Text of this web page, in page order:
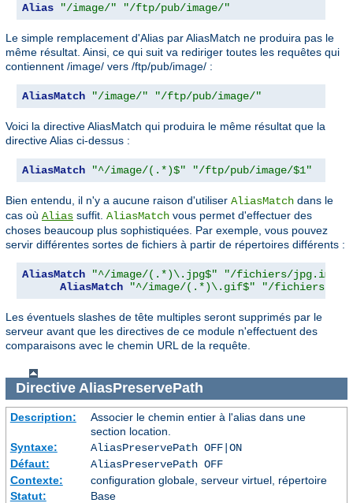
Alias "/image/" "/ftp/pub/image/"
Le simple remplacement d'Alias par AliasMatch ne produira pas le
même résultat. Ainsi, ce qui suit va rediriger toutes les requêtes qui
contiennent /image/ vers /ftp/pub/image/ :
AliasMatch "/image/" "/ftp/pub/image/"
Voici la directive AliasMatch qui produira le même résultat que la
directive Alias ci-dessus :
AliasMatch "^/image/(.*)$" "/ftp/pub/image/$1"
Bien entendu, il n'y a aucune raison d'utiliser AliasMatch dans le
cas où Alias suffit. AliasMatch vous permet d'effectuer des
choses beaucoup plus sophistiquées. Par exemple, vous pouvez
servir différentes sortes de fichiers à partir de répertoires différents :
AliasMatch "^/image/(.*)\.jpg$"
"/fichiers/
AliasMatch
"^/image/(.*)\.gif$" "/fichiers/
Les éventuels slashes de tête multiples seront supprimés par le
serveur avant que les directives de ce module n'effectuent des
comparaisons avec le chemin URL de la requête.
Directive AliasPreservePath
Description:
Associer le chemin entier à l'alias dans une
section location.
Syntaxe:
AliasPreservePath OFF|ON
Défaut:
AliasPreservePath OFF
Contexte:
configuration globale, serveur virtuel, répertoire
Statut:
Base